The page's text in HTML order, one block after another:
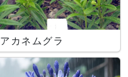
アカネムグラ